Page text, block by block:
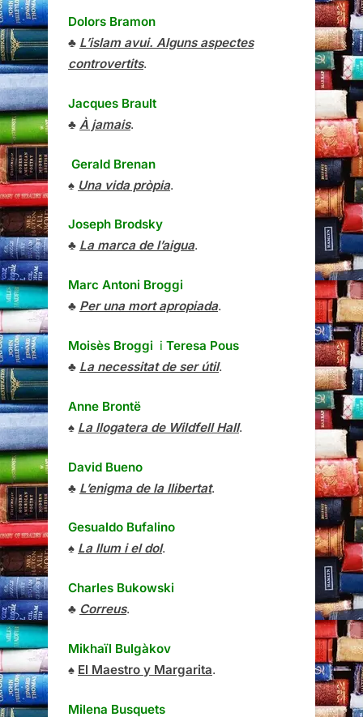
Dolors Bramon
♣ L’islam avui. Alguns aspectes
controvertits.
Jacques Brault
♣ À jamais.
Gerald Brenan
♠ Una vida pròpia.
Joseph Brodsky
♣ La marca de l’aigua.
Marc Antoni Broggi
♣ Per una mort apropiada.
Moisès Broggi i Teresa Pous
♣ La necessitat de ser útil.
Anne Brontë
♠ La llogatera de Wildfell Hall.
David Bueno
♣ L’enigma de la llibertat.
Gesualdo Bufalino
♠ La llum i el dol.
Charles Bukowski
♣ Correus.
Mikhaïl Bulgàkov
♠ El Maestro y Margarita.
Milena Busquets